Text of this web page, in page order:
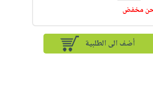
مخفض
أضف الى الطلبية